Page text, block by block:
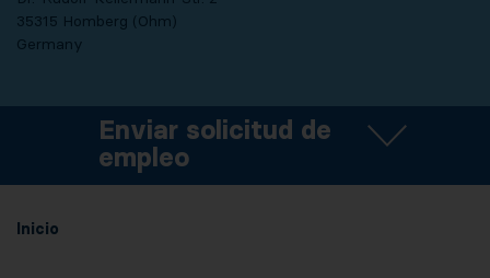
35315 Homberg (Ohm)
Germany
Enviar solicitud de
empleo
Inicio